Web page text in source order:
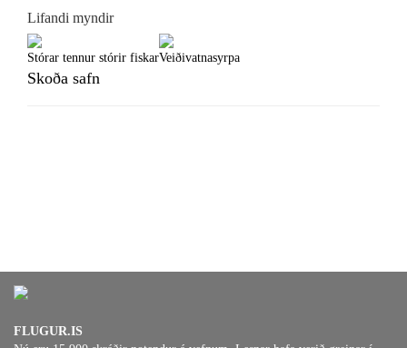
Lifandi myndir
Stórar tennur stórir fiskarVeiðivatnasyrpa
Skoða safn
FLUGUR.IS